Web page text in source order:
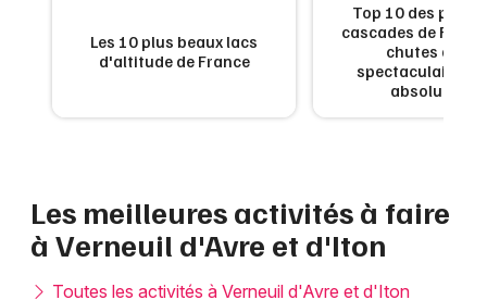
Annuaire en Haute-Normandie
Newsletter des sorties
Artistes en tournée
Les 10 plus beaux lacs
d'altitude de France
Top 10 des plus
cascades de
chutes d'eau
spectaculaires à
absolument
Les meilleures activités à faire
à Verneuil d'Avre et d'Iton
Toutes les activités à Verneuil d'Avre et d'Iton